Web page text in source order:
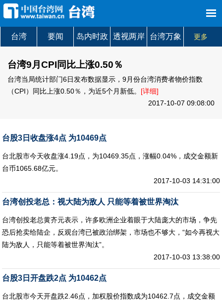
首页 评论 台湾 视频 经贸 各地 旅游 图片
台湾 要闻 岛内时政 透视两岸 台湾万象 更多
台湾9月CPI同比上涨0.50％
台湾当局统计部门6日发布数据显示，9月份台湾消费者物价指数
（CPI）同比上涨0.50％，为近5个月新低。 [详细]
2017-10-07 09:08:00
台股3日收盘涨4点 为10469点
台北股市今天收盘涨4.19点，为10469.35点，涨幅0.04%，成交金额新
台币1065.68亿元。
2017-10-03 14:31:00
台湾创投老总：视大陆为敌人 只能等着被世界淘汰
台湾创投老总黄齐元表示，许多欧洲企业着眼于大陆庞大的市场，争先
恐后抢卖给陆企，反观台湾已被政治绑架，市场也不够大，“如今再视大
陆为敌人，只能等着被世界淘汰”。
2017-10-03 13:38:00
台股3日开盘跌2点 为10462点
台北股市今天开盘跌2.46点，加权股价指数成为10462.7点，成交金额